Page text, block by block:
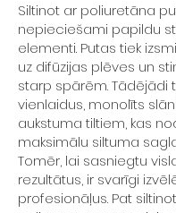
Siltinot ar poliuretāna
nepieciešami papildu
elementi. Putas tiek
uz difūzijas plēves un
starp spārēm. Tādējādi
vienlaidus, monolīts
aukstuma tiltiem, kas
maksimālu siltuma
Tomēr, lai sasniegtu
rezultātus, ir svarīgi
profesionāļus. Pat